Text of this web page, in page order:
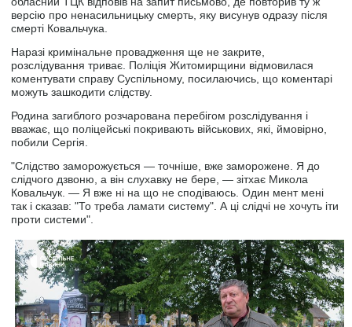
версію про ненасильницьку смерть, яку висунув одразу після
смерті Ковальчука.
Наразі кримінальне провадження ще не закрите,
розслідування триває. Поліція Житомирщини відмовилася
коментувати справу Суспільному, посилаючись, що коментарі
можуть зашкодити слідству.
Родина загиблого розчарована перебігом розслідування і
вважає, що поліцейські покривають військових, які, ймовірно,
побили Сергія.
"Слідство заморожується ― точніше, вже заморожене. Я до
слідчого дзвоню, а він слухавку не бере, — зітхає Микола
Ковальчук. — Я вже ні на що не сподіваюсь. Один мент мені
так і сказав: "То треба ламати систему". А ці слідчі не хочуть іти
проти системи".